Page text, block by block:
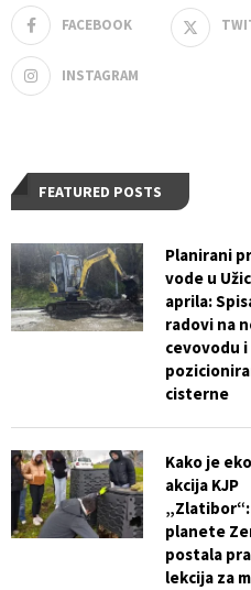
FACEBOOK
INSTAGRAM
FEATURED POSTS
Planirani
vode u
aprila:
radovi na
cevovodu i
cisterne
Kako je
akcija KJP
„Zlatibor“:
planete
postala
lekcija za